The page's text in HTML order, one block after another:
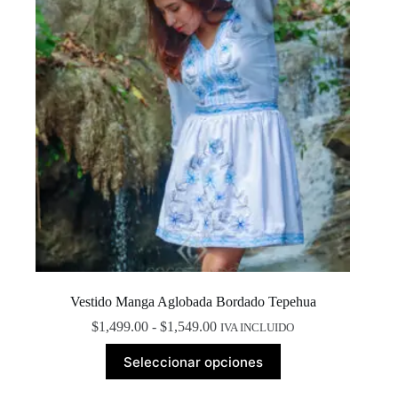
en
la
página
de
producto
Vestido Manga Aglobada Bordado Tepehua
$1,499.00 - $1,549.00Rango
de
precios:
IVA INCLUIDO
Seleccionar opciones
producto
tiene